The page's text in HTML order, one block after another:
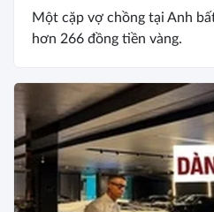
Một cặp vợ chồng tại Anh
hơn 266 đồng tiền vàng.